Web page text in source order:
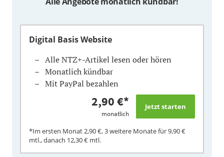
Digital Basis Website
Alle NTZ+-Artikel lesen oder hören
Monatlich kündbar
Mit PayPal bezahlen
2,90 €*
monatlich
*Im ersten Monat2,90 €, 3 weitere Monate für9,90 €
mtl., danach 12,30 € mtl.